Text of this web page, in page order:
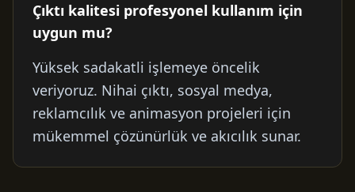
Çıktı kalitesi profesyonel kullanım için
uygun mu?
Yüksek sadakatli işlemeye öncelik
veriyoruz. Nihai çıktı, sosyal medya,
reklamcılık ve animasyon projeleri için
mükemmel çözünürlük ve akıcılık sunar.